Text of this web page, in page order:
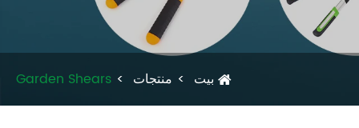
بيت منتجات Garden Shears